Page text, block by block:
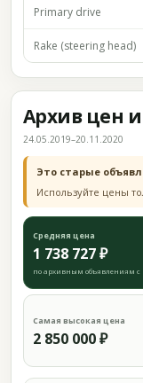
Primary drive
Rake (steering head)
Архив цен
24.05.2019–20.11.2020
Это старые
Используйте цены
Средняя цена
1 738 727 ₽
по архивным объявлениям с
Самая высокая цена
2 850 000 ₽